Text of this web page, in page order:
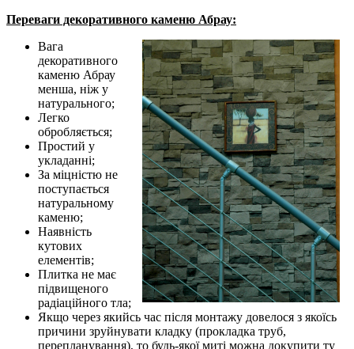
Переваги декоративного каменю Абрау:
Вага
декоративного
каменю Абрау
менша, ніж у
натурального;
Легко
обробляється;
Простий у
укладанні;
За міцністю не
поступається
натуральному
каменю;
Наявність
кутових
елементів;
Плитка не має
підвищеного
радіаційного тла;
Якщо через якийсь час після монтажу довелося з якоїсь
причини зруйнувати кладку (прокладка труб,
перепланування), то будь-якої миті можна докупити ту